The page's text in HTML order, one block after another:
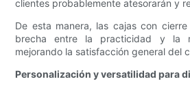
clientes probablemente atesorarán y
De esta manera, las cajas con
brecha entre la practicidad y la
mejorando la satisfacción general del
Personalización y versatilidad para